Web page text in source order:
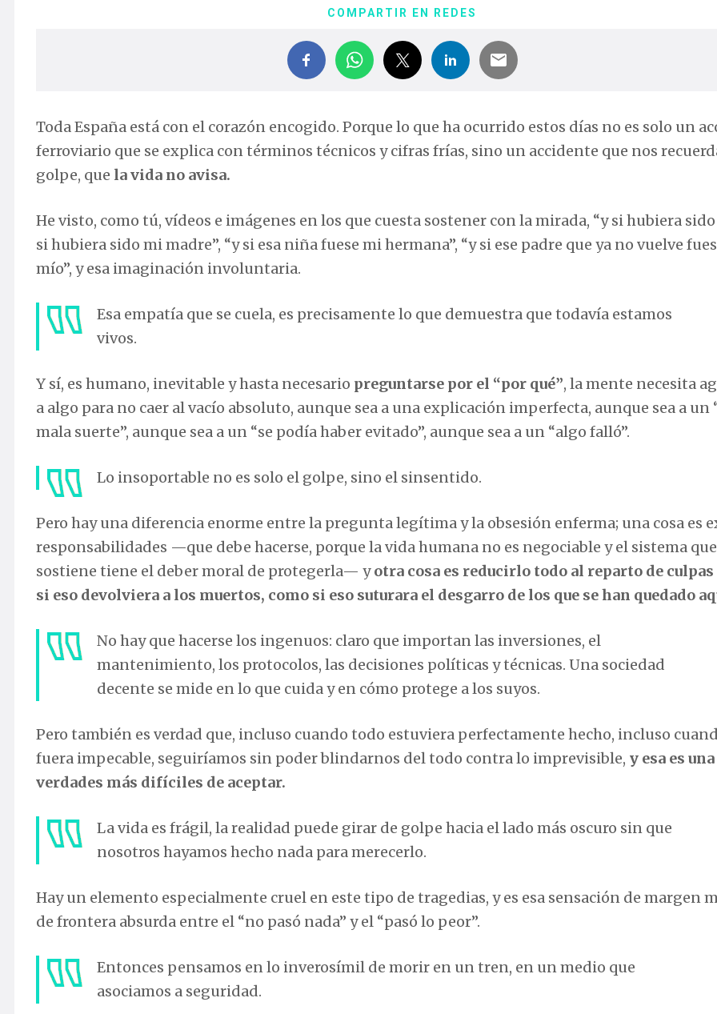
COMPARTIR EN REDES
Toda España está con el corazón encogido. Porque lo que ha ocurrido estos días no es solo un
ferroviario que se explica con términos técnicos y cifras frías, sino un accidente que nos
golpe, que la vida no avisa.
He visto, como tú, vídeos e imágenes en los que cuesta sostener con la mirada, “y si hubiera sido
si hubiera sido mi madre”, “y si esa niña fuese mi hermana”, “y si ese padre que ya no vuelve
mío”, y esa imaginación involuntaria.
Esa empatía que se cuela, es precisamente lo que demuestra que todavía estamos
vivos.
Y sí, es humano, inevitable y hasta necesario preguntarse por el “por qué”, la mente necesita
a algo para no caer al vacío absoluto, aunque sea a una explicación imperfecta, aunque sea a un
mala suerte”, aunque sea a un “se podía haber evitado”, aunque sea a un “algo falló”.
Lo insoportable no es solo el golpe, sino el sinsentido.
Pero hay una diferencia enorme entre la pregunta legítima y la obsesión enferma; una cosa es
responsabilidades —que debe hacerse, porque la vida humana no es negociable y el sistema
sostiene tiene el deber moral de protegerla— yotra cosa es reducirlo todo al reparto de
si eso devolviera a los muertos, como si eso suturara el desgarro de los que se han quedado
No hay que hacerse los ingenuos: claro que importan las inversiones, el
mantenimiento, los protocolos, las decisiones políticas y técnicas. Una sociedad
decente se mide en lo que cuida y en cómo protege a los suyos.
Pero también es verdad que, incluso cuando todo estuviera perfectamente hecho, incluso
fuera impecable, seguiríamos sin poder blindarnos del todo contra lo imprevisible, y esa es
verdades más difíciles de aceptar.
La vida es frágil, la realidad puede girar de golpe hacia el lado más oscuro sin que
nosotros hayamos hecho nada para merecerlo.
Hay un elemento especialmente cruel en este tipo de tragedias, y es esa sensación de margen
de frontera absurda entre el “no pasó nada” y el “pasó lo peor”.
Entonces pensamos en lo inverosímil de morir en un tren, en un medio que
asociamos a seguridad.